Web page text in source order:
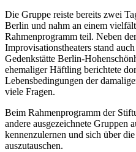
Die Gruppe reiste bereits zwei
Berlin und nahm an einem
Rahmenprogramm teil. Neben
Improvisationstheaters stand
Gedenkstätte Berlin-
ehemaliger Häftling berichtete
Lebensbedingungen der
viele Fragen.
Beim Rahmenprogramm der
andere ausgezeichnete Gruppen
kennenzulernen und sich über
auszutauschen.